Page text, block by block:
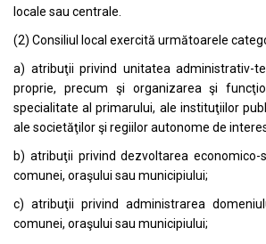
locale sau centrale.
(2) Consiliul local exercită următoarele
a) atribuţii privind unitatea administrativ-
proprie, precum şi organizarea şi
specialitate al primarului, ale instituţiilor
ale societăţilor şi regiilor autonome de
b) atribuţii privind dezvoltarea
comunei, oraşului sau municipiului;
c) atribuţii privind administrarea
comunei, oraşului sau municipiului;